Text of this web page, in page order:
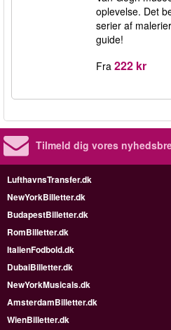
oplevelse. Det
serier af
guide!
Fra 222 kr
Tilmeld dig vores
LufthavnsTransfer.dk
NewYorkBilletter.dk
BudapestBilletter.dk
RomBilletter.dk
ItalienFodbold.dk
DubaiBilletter.dk
NewYorkMusicals.dk
AmsterdamBilletter.dk
WienBilletter.dk